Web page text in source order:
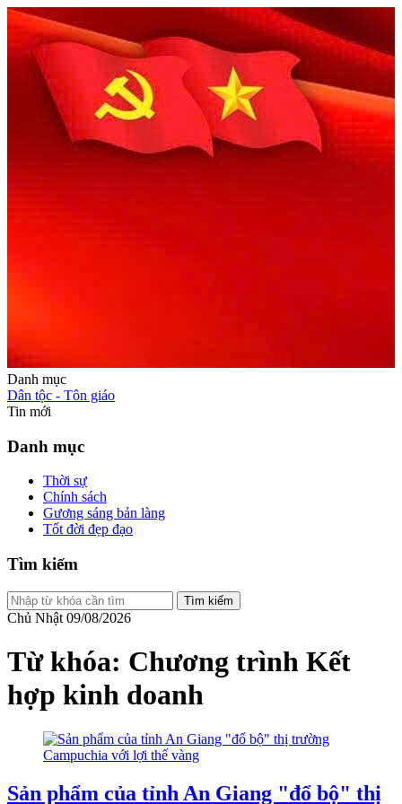
Danh mục
Dân tộc - Tôn giáo
Tin mới
Danh mục
Thời sự
Chính sách
Gương sáng bản làng
Tốt đời đẹp đạo
Tìm kiếm
Tìm kiếm
Chủ Nhật 09/08/2026
Từ khóa: Chương trình Kết
hợp kinh doanh
Sản phẩm của tỉnh An Giang "đổ bộ" thị